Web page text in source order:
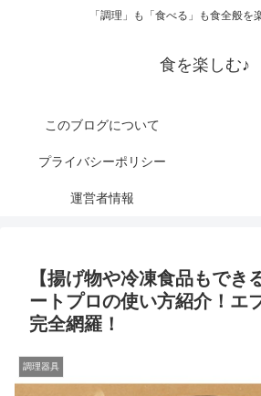
「調理」も「食べる」も食全般を
食を楽しむ♪
このブログについて
プライバシーポリシー
運営者情報
【揚げ物や冷凍食品もでき
ートプロの使い方紹介！エ
完全網羅！
調理器具